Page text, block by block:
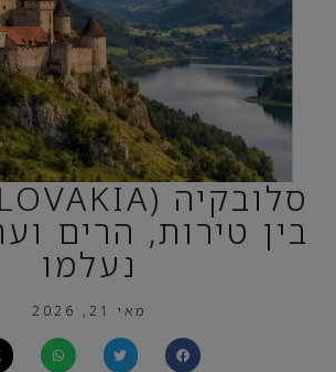
בין טירות, הרים
נעלמו
מאי 21, 2026